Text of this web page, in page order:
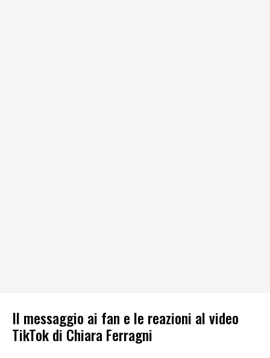
Il messaggio ai fan e le reazioni al video
TikTok di Chiara Ferragni